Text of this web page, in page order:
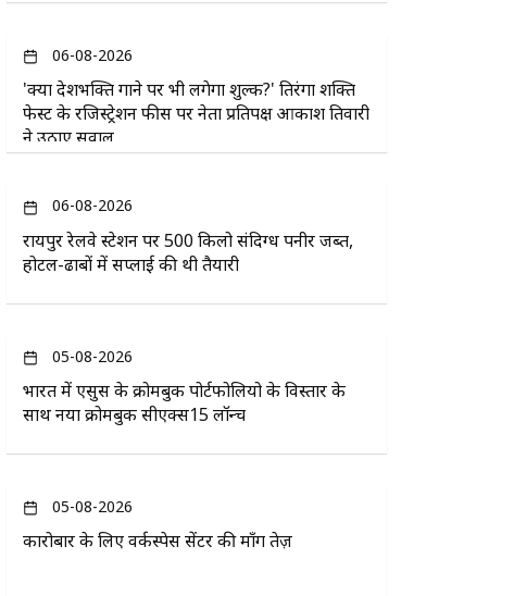
06-08-2026
'क्या देशभक्ति गाने पर भी लगेगा शुल्क?' तिरंगा शक्ति
फेस्ट के रजिस्ट्रेशन फीस पर नेता प्रतिपक्ष आकाश तिवारी
ने उठाए सवाल
06-08-2026
रायपुर रेलवे स्टेशन पर 500 किलो संदिग्ध पनीर जब्त,
होटल-ढाबों में सप्लाई की थी तैयारी
05-08-2026
भारत में एसुस के क्रोमबुक पोर्टफोलियो के विस्तार के
साथ नया क्रोमबुक सीएक्स15 लॉन्च
05-08-2026
कारोबार के लिए वर्कस्पेस सेंटर की माँग तेज़